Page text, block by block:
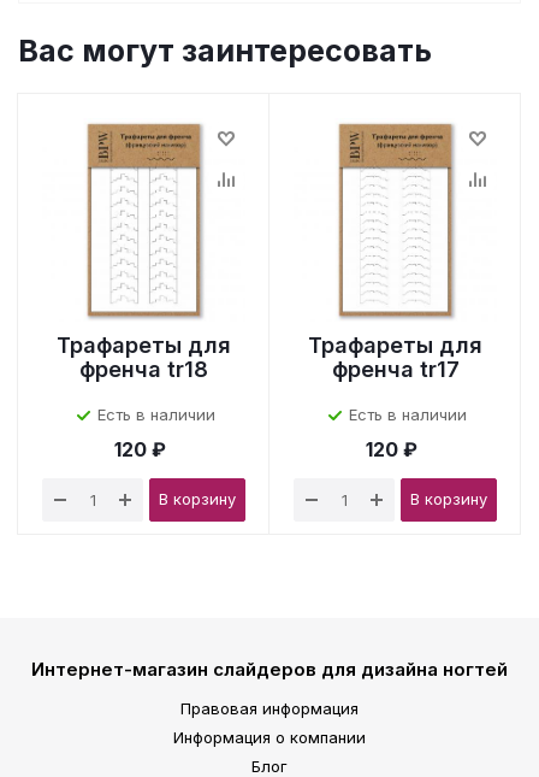
Вас могут заинтересовать
Трафареты для
френча tr18
Есть в наличии
120 ₽
В корзину
Трафареты для
френча tr17
Есть в наличии
120 ₽
В корзину
Интернет-магазин слайдеров для дизайна ногтей
Правовая информация
Информация о компании
Блог